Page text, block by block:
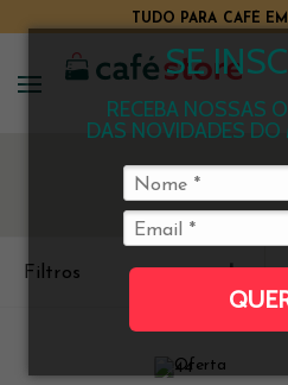
SE
RECEBA NOSSAS
DAS NOVIDADES
TUDO PARA CAFÉ
Filtros